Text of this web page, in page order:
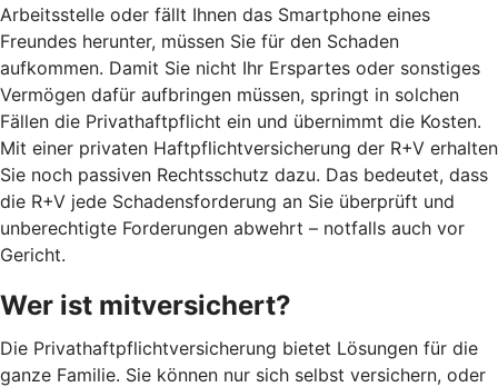
Arbeitsstelle oder fällt Ihnen das Smartphone eines
Freundes herunter, müssen Sie für den Schaden
aufkommen. Damit Sie nicht Ihr Erspartes oder sonstiges
Vermögen dafür aufbringen müssen, springt in solchen
Fällen die Privathaftpflicht ein und übernimmt die Kosten.
Mit einer privaten Haftpflichtversicherung der R+V erhalten
Sie noch passiven Rechtsschutz dazu. Das bedeutet, dass
die R+V jede Schadensforderung an Sie überprüft und
unberechtigte Forderungen abwehrt – notfalls auch vor
Gericht.
Wer ist mitversichert?
Die Privathaftpflichtversicherung bietet Lösungen für die
ganze Familie. Sie können nur sich selbst versichern, oder